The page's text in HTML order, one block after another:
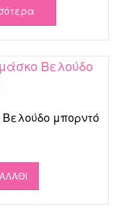
μπορντό